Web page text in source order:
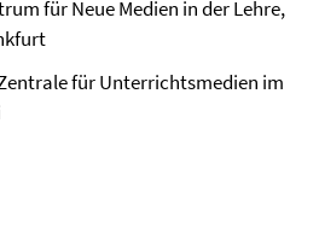
für Neue Medien in der Lehre,
für Unterrichtsmedien im